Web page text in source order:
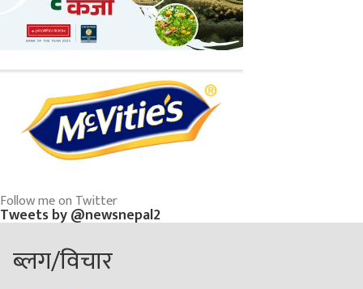
Follow me on Twitter
Tweets by @newsnepal2
ब्लग/विचार